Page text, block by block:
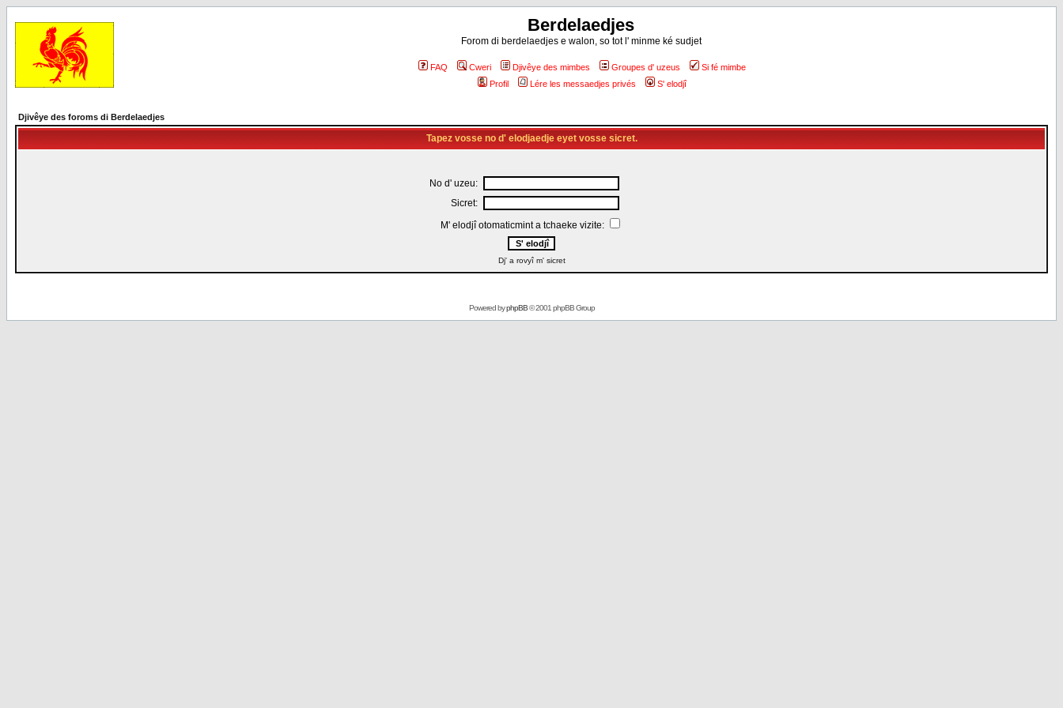
Berdelaedjes
Forom di berdelaedjes e walon, so tot l' minme ké sudjet
FAQ Cweri Djivêye des mimbes Groupes d' uzeus
Si fé mimbe
Profil
Lére les messaedjes privés S' elodjî
Djivêye des foroms di Berdelaedjes
Tapez vosse no d' elodjaedje eyet vosse sicret.
No d' uzeu:
Sicret:
M' elodjî otomaticmint a tchaeke vizite:
Dj' a rovyî m' sicret
Powered byphpBB© 2001 phpBB Group